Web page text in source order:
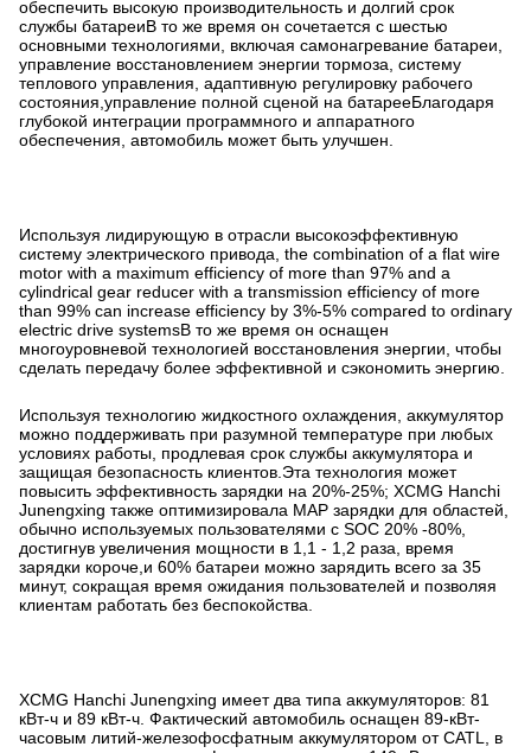
обеспечить высокую производительность и долгий срок
службы батареиВ то же время он сочетается с шестью
основными технологиями, включая самонагревание батареи,
управление восстановлением энергии тормоза, систему
теплового управления, адаптивную регулировку рабочего
состояния,управление полной сценой на батарееБлагодаря
глубокой интеграции программного и аппаратного
обеспечения, автомобиль может быть улучшен.
Используя лидирующую в отрасли высокоэффективную
систему электрического привода, the combination of a flat wire
motor with a maximum efficiency of more than 97% and a
cylindrical gear reducer with a transmission efficiency of more
than 99% can increase efficiency by 3%-5% compared to ordinary
electric drive systemsВ то же время он оснащен
многоуровневой технологией восстановления энергии, чтобы
сделать передачу более эффективной и сэкономить энергию.
Используя технологию жидкостного охлаждения, аккумулятор
можно поддерживать при разумной температуре при любых
условиях работы, продлевая срок службы аккумулятора и
защищая безопасность клиентов.Эта технология может
повысить эффективность зарядки на 20%-25%; XCMG Hanchi
Junengxing также оптимизировала MAP зарядки для областей,
обычно используемых пользователями с SOC 20% -80%,
достигнув увеличения мощности в 1,1 - 1,2 раза, время
зарядки короче,и 60% батареи можно зарядить всего за 35
минут, сокращая время ожидания пользователей и позволяя
клиентам работать без беспокойства.
XCMG Hanchi Junengxing имеет два типа аккумуляторов: 81
кВт-ч и 89 кВт-ч. Фактический автомобиль оснащен 89-кВт-
часовым литий-железофосфатным аккумулятором от CATL, в